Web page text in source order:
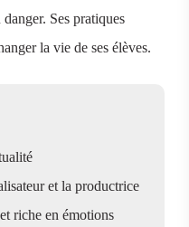
Ses pratiques
la vie de ses élèves.
et la productrice
riche en émotions